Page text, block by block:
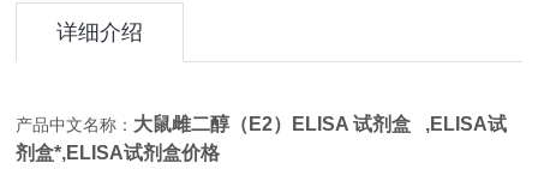
详细介绍
产品中文名称： 大鼠雌二醇（E2）ELISA 试剂盒 ,ELISA试
剂盒*,ELISA试剂盒价格